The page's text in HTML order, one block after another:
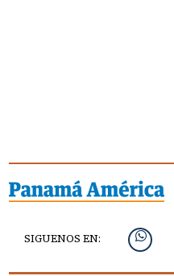
SIGUENOS EN: